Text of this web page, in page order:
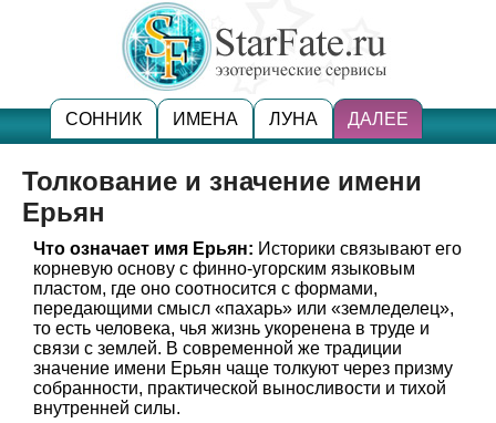
СОННИК ИМЕНА ЛУНА ДАЛЕЕ
Толкование и значение имени
Ерьян
Что означает имя Ерьян: Историки связывают его
корневую основу с финно-угорским языковым
пластом, где оно соотносится с формами,
передающими смысл «пахарь» или «земледелец»,
то есть человека, чья жизнь укоренена в труде и
связи с землей. В современной же традиции
значение имени Ерьян чаще толкуют через призму
собранности, практической выносливости и тихой
внутренней силы.